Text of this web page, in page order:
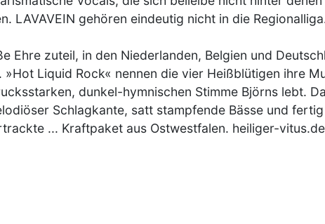
LAVAVEIN gehören eindeutig nicht in die
Ehre zuteil, in den Niederlanden, Belgien und
Liquid Rock« nennen die vier Heißblütigen ihre
dunkel-hymnischen Stimme Björns lebt.
Schlagkante, satt stampfende Bässe und
... Kraftpaket aus Ostwestfalen. heiliger-vitus.de